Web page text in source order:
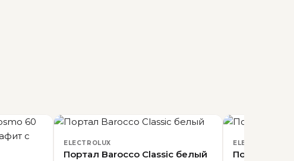
ELECTROLUX
Портал Barocco Classic белый
ELECTROLUX
Портал